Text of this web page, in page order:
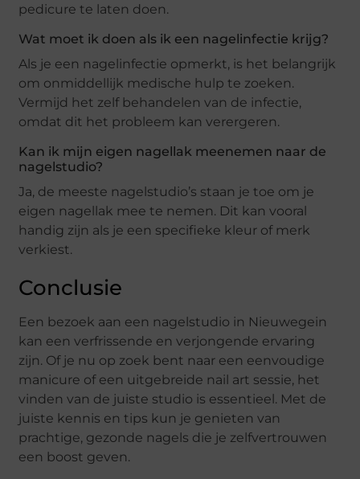
pedicure te laten doen.
Wat moet ik doen als ik een nagelinfectie krijg?
Als je een nagelinfectie opmerkt, is het belangrijk
om onmiddellijk medische hulp te zoeken.
Vermijd het zelf behandelen van de infectie,
omdat dit het probleem kan verergeren.
Kan ik mijn eigen nagellak meenemen naar de
nagelstudio?
Ja, de meeste nagelstudio’s staan je toe om je
eigen nagellak mee te nemen. Dit kan vooral
handig zijn als je een specifieke kleur of merk
verkiest.
Conclusie
Een bezoek aan een nagelstudio in Nieuwegein
kan een verfrissende en verjongende ervaring
zijn. Of je nu op zoek bent naar een eenvoudige
manicure of een uitgebreide nail art sessie, het
vinden van de juiste studio is essentieel. Met de
juiste kennis en tips kun je genieten van
prachtige, gezonde nagels die je zelfvertrouwen
een boost geven.